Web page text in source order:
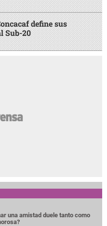
define sus
Sub-20
una amistad duele tanto como